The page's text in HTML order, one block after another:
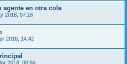
agente en otra cola
2018, 07:16
2018, 14:42
2018, 08:56